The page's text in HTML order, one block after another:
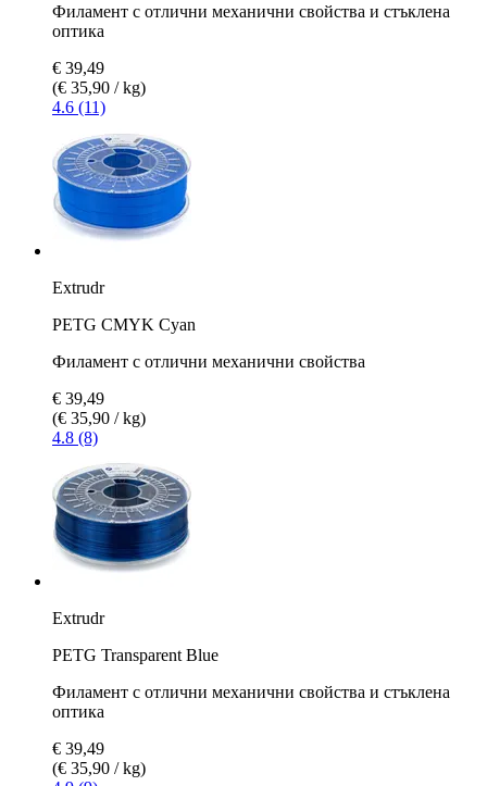
Филамент с отлични механични свойства и стъклена
оптика
€ 39,49
(€ 35,90 / kg)
4.6 (11)
Extrudr
PETG CMYK Cyan
Филамент с отлични механични свойства
€ 39,49
(€ 35,90 / kg)
4.8 (8)
Extrudr
PETG Transparent Blue
Филамент с отлични механични свойства и стъклена
оптика
€ 39,49
(€ 35,90 / kg)